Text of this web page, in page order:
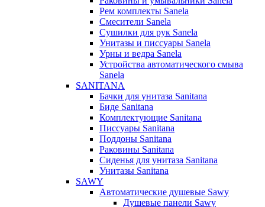
Рем комплекты Sanela
Смесители Sanela
Сушилки для рук Sanela
Унитазы и писсуары Sanela
Урны и ведра Sanela
Устройства автоматического смыва
Sanela
SANITANA
Бачки для унитаза Sanitana
Биде Sanitana
Комплектующие Sanitana
Писсуары Sanitana
Поддоны Sanitana
Раковины Sanitana
Сиденья для унитаза Sanitana
Унитазы Sanitana
SAWY
Автоматические душевые Sawy
Душевые панели Sawy